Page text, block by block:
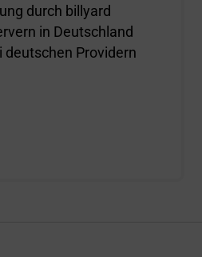
durch billyard
in Deutschland
deutschen Providern